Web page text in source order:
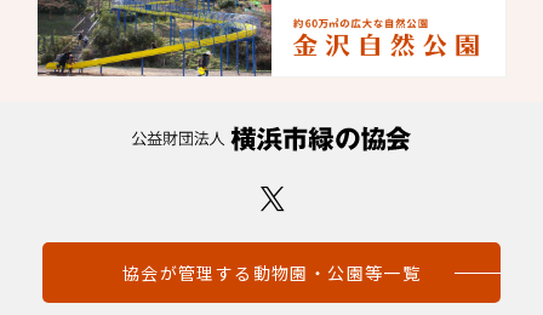
協会が管理する動物園・公園等一覧